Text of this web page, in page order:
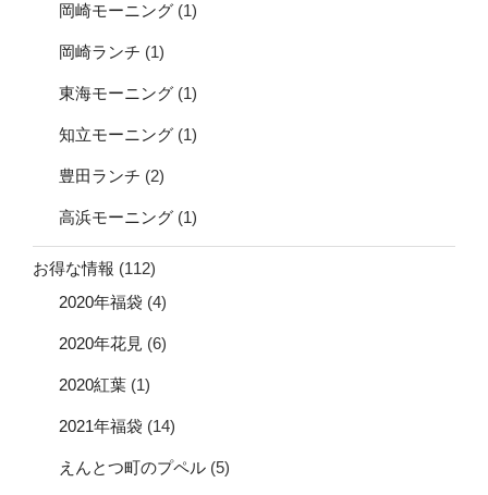
岡崎モーニング (1)
岡崎ランチ (1)
東海モーニング (1)
知立モーニング (1)
豊田ランチ (2)
高浜モーニング (1)
お得な情報 (112)
2020年福袋 (4)
2020年花見 (6)
2020紅葉 (1)
2021年福袋 (14)
えんとつ町のプペル (5)